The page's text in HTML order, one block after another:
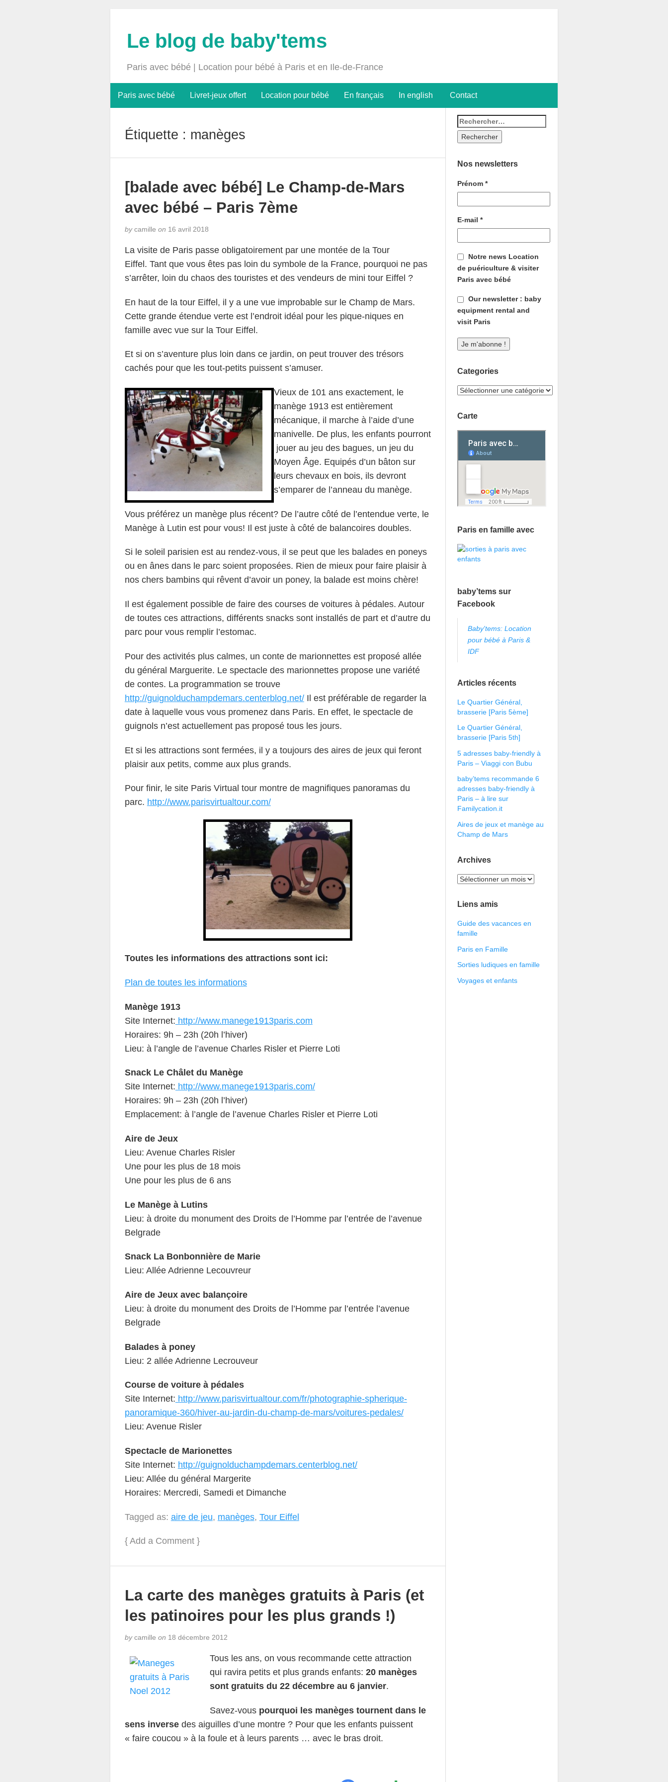
Le blog de baby'tems
Paris avec bébé | Location pour bébé à Paris et en Ile-de-France
Paris avec bébé Livret-jeux offert Location pour bébé En français In english Contact
Étiquette : manèges
[balade avec bébé] Le Champ-de-Mars
avec bébé – Paris 7ème
bycamille on 16 avril 2018
La visite de Paris passe obligatoirement par une montée de la Tour
Eiffel. Tant que vous êtes pas loin du symbole de la France, pourquoi ne pas
s’arrêter, loin du chaos des touristes et des vendeurs de mini tour Eiffel ?
En haut de la tour Eiffel, il y a une vue improbable sur le Champ de Mars.
Cette grande étendue verte est l’endroit idéal pour les pique-niques en
famille avec vue sur la Tour Eiffel.
Et si on s’aventure plus loin dans ce jardin, on peut trouver des trésors
cachés pour que les tout-petits puissent s’amuser.
Vieux de 101 ans exactement, le
manège 1913 est entièrement
mécanique, il marche à l’aide d’une
manivelle. De plus, les enfants pourront
jouer au jeu des bagues, un jeu du
Moyen Âge. Equipés d’un bâton sur
leurs chevaux en bois, ils devront
s’emparer de l’anneau du manège.
Vous préférez un manège plus récent? De l’autre côté de l’entendue verte, le
Manège à Lutin est pour vous! Il est juste à côté de balancoires doubles.
Si le soleil parisien est au rendez-vous, il se peut que les balades en poneys
ou en ânes dans le parc soient proposées. Rien de mieux pour faire plaisir à
nos chers bambins qui rêvent d’avoir un poney, la balade est moins chère!
Il est également possible de faire des courses de voitures à pédales. Autour
de toutes ces attractions, différents snacks sont installés de part et d’autre du
parc pour vous remplir l’estomac.
Pour des activités plus calmes, un conte de marionnettes est proposé allée
du général Marguerite. Le spectacle des marionnettes propose une variété
de contes. La programmation se trouve
http://guignolduchampdemars.centerblog.net/Il est préférable de regarder la
date à laquelle vous vous promenez dans Paris. En effet, le spectacle de
guignols n’est actuellement pas proposé tous les jours.
Et si les attractions sont fermées, il y a toujours des aires de jeux qui feront
plaisir aux petits, comme aux plus grands.
Pour finir, le site Paris Virtual tour montre de magnifiques panoramas du
parc. http://www.parisvirtualtour.com/
Toutes les informations des attractions sont ici:
Plan de toutes les informations
Manège 1913
Site Internet: http://www.manege1913paris.com
Horaires: 9h – 23h (20h l’hiver)
Lieu: à l’angle de l’avenue Charles Risler et Pierre Loti
Snack Le Châlet du Manège
Site Internet: http://www.manege1913paris.com/
Horaires: 9h – 23h (20h l’hiver)
Emplacement: à l’angle de l’avenue Charles Risler et Pierre Loti
Aire de Jeux
Lieu: Avenue Charles Risler
Une pour les plus de 18 mois
Une pour les plus de 6 ans
Le Manège à Lutins
Lieu: à droite du monument des Droits de l’Homme par l’entrée de l’avenue
Belgrade
Snack La Bonbonnière de Marie
Lieu: Allée Adrienne Lecouvreur
Aire de Jeux avec balançoire
Lieu: à droite du monument des Droits de l’Homme par l’entrée l’avenue
Belgrade
Balades à poney
Lieu: 2 allée Adrienne Lecrouveur
Course de voiture à pédales
Site Internet: http://www.parisvirtualtour.com/fr/photographie-spherique-
panoramique-360/hiver-au-jardin-du-champ-de-mars/voitures-pedales/
Lieu: Avenue Risler
Spectacle de Marionettes
Site Internet: http://guignolduchampdemars.centerblog.net/
Lieu: Allée du général Margerite
Horaires: Mercredi, Samedi et Dimanche
Tagged as: aire de jeu, manèges, Tour Eiffel
{ Add a Comment}
La carte des manèges gratuits à Paris (et
les patinoires pour les plus grands !)
bycamille on 18 décembre 2012
Tous les ans, on vous recommande cette attraction
qui ravira petits et plus grands enfants: 20 manèges
sont gratuits du 22 décembre au 6 janvier.
Savez-vous pourquoi les manèges tournent dans le
sens inversedes aiguilles d’une montre ? Pour que les enfants puissent
« faire coucou » à la foule et à leurs parents … avec le bras droit.
Nos newsletters
Prénom*
E-mail*
Notre news Location
de puériculture & visiter
Paris avec bébé
Our newsletter : baby
equipment rental and
visit Paris
Categories
Carte
Paris en famille avec
baby’tems sur
Facebook
Baby'tems: Location
pour bébé à Paris &
IDF
Articles récents
Le Quartier Général,
brasserie [Paris 5ème]
Le Quartier Général,
brasserie [Paris 5th]
5 adresses baby-friendly à
Paris – Viaggi con Bubu
baby’tems recommande 6
adresses baby-friendly à
Paris – à lire sur
Familycation.it
Aires de jeux et manège au
Champ de Mars
Archives
Liens amis
Guide des vacances en
famille
Paris en Famille
Sorties ludiques en famille
Voyages et enfants